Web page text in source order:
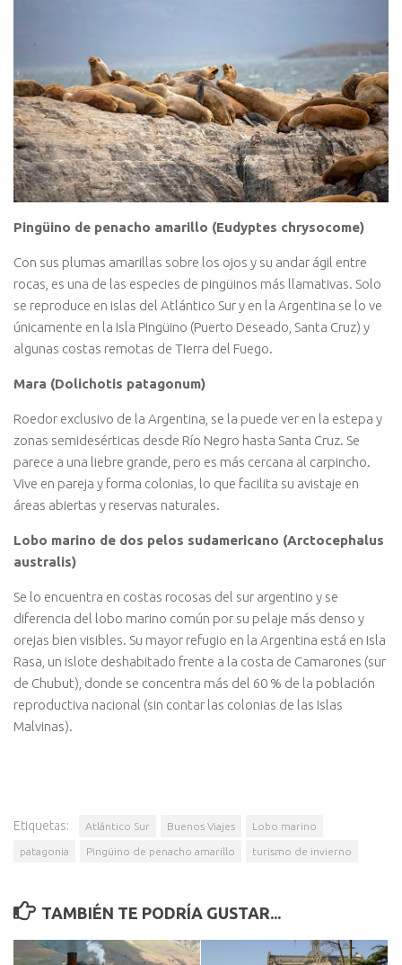
Pingüino de penacho amarillo (Eudyptes chrysocome)
Con sus plumas amarillas sobre los ojos y su andar ágil entre
rocas, es una de las especies de pingüinos más llamativas. Solo
se reproduce en islas del Atlántico Sur y en la Argentina se lo ve
únicamente en la Isla Pingüino (Puerto Deseado, Santa Cruz) y
algunas costas remotas de Tierra del Fuego.
Mara (Dolichotis patagonum)
Roedor exclusivo de la Argentina, se la puede ver en la estepa y
zonas semidesérticas desde Río Negro hasta Santa Cruz. Se
parece a una liebre grande, pero es más cercana al carpincho.
Vive en pareja y forma colonias, lo que facilita su avistaje en
áreas abiertas y reservas naturales.
Lobo marino de dos pelos sudamericano (Arctocephalus
australis)
Se lo encuentra en costas rocosas del sur argentino y se
diferencia del lobo marino común por su pelaje más denso y
orejas bien visibles. Su mayor refugio en la Argentina está en Isla
Rasa, un islote deshabitado frente a la costa de Camarones (sur
de Chubut), donde se concentra más del 60 % de la población
reproductiva nacional (sin contar las colonias de las Islas
Malvinas).
Etiquetas: Atlántico Sur Buenos Viajes Lobo marino
patagonia Pingüino de penacho amarillo turismo de invierno
TAMBIÉN TE PODRÍA GUSTAR...